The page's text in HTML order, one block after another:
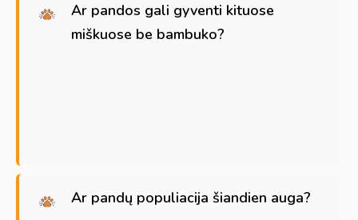
Ar pandos gali gyventi kituose
miškuose be bambuko?
Ar pandų populiacija šiandien auga?